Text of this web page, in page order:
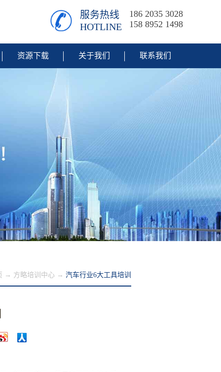
服务热线
HOTLINE
186 2035 3028
158 8952 1498
资源下载 关于我们 联系我们
→ 方略培训中心 → 汽车行业6大工具培训